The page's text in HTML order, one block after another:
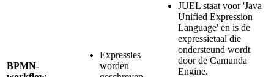
BPMN-
Expressies
worden
JUEL staat voor 'Java
Unified Expression
Language' en is de
expressietaal die
ondersteund wordt
door de Camunda
Engine.